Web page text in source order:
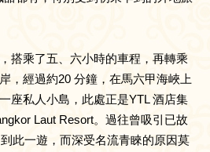
搭乘了五、六小時的車程，再轉乘
，經過約20 分鐘，在馬六甲海峽上
座私人小島，此處正是YTL 酒店集
Laut Resort。過往曾吸引已故
此一遊，而深受名流青睞的原因莫